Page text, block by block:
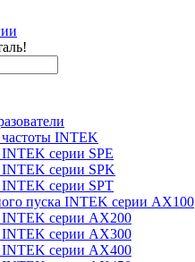
частоты INTEK
INTEK серии SPE
INTEK серии SPK
INTEK серии SPT
пуска INTEK серии AX100
INTEK серии AX200
INTEK серии AX300
INTEK серии AX400